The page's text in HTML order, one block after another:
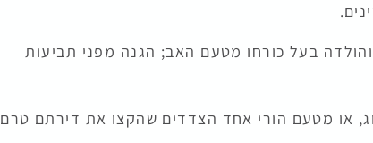
והולדה בעל כורחו מטעם האב; הגנה מפני תביעות
זוג, או מטעם הורי אחד הצדדים שהקצו את דירתם טרם